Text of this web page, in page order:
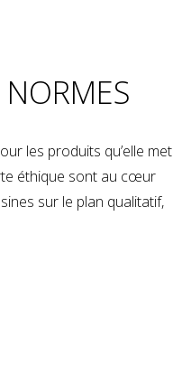
les produits qu’elle met
éthique sont au cœur
sur le plan qualitatif,